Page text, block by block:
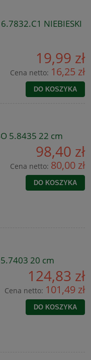
NIEBIESKI
19,99 zł
Cena netto: 16,25 zł
DO KOSZYKA
5.8435 22 cm
98,40 zł
Cena netto: 80,00 zł
DO KOSZYKA
20 cm
124,83 zł
Cena netto: 101,49 zł
DO KOSZYKA